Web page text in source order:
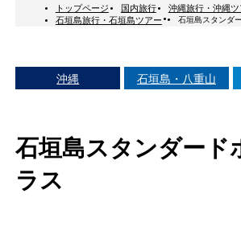
トップページ 国内旅行
沖縄旅行・沖縄ツ
石垣島旅行・石垣島ツアー
石垣島スタンダ
沖縄 石垣島・八重山
石垣島スタンダード
ラス